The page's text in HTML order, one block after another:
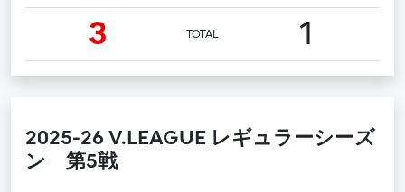
3 TOTAL 1
2025-26 V.LEAGUE レギュラーシーズ
ン 第5戦